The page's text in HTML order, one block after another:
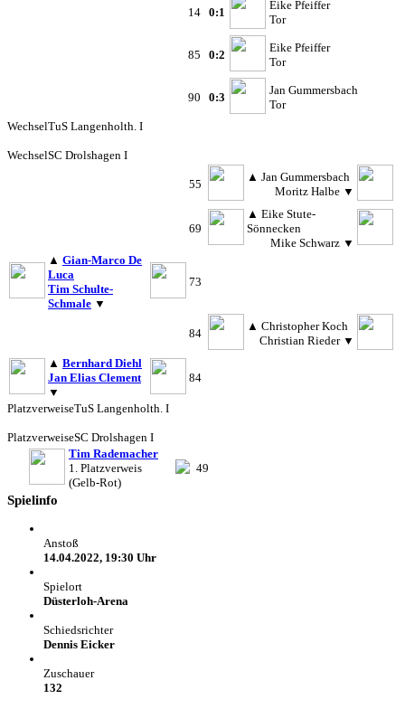
14 0:1
Eike Pfeiffer
Tor
85 0:2
Eike Pfeiffer
Tor
90 0:3
Jan Gummersbach
Tor
WechselTuS Langenholth. I
WechselSC Drolshagen I
55
▲ Jan Gummersbach
Moritz Halbe ▼
69
▲ Eike Stute-
Sönnecken
Mike Schwarz ▼
▲ Gian-Marco De
Luca
Tim Schulte-
Schmale ▼
73
84
▲ Christopher Koch
Christian Rieder ▼
▲ Bernhard Diehl
Jan Elias Clement
▼
84
PlatzverweiseTuS Langenholth. I
PlatzverweiseSC Drolshagen I
Tim Rademacher
1. Platzverweis
(Gelb-Rot)
49
Spielinfo
Anstoß
14.04.2022, 19:30 Uhr
Spielort
Düsterloh-Arena
Schiedsrichter
Dennis Eicker
Zuschauer
132